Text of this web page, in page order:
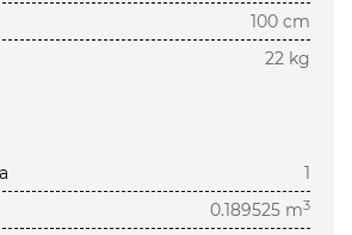
100 cm
22 kg
1
0.189525 m3